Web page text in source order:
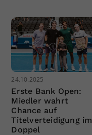
24.10.2025
Erste Bank Open:
Miedler wahrt
Chance auf
Titelverteidigung im
Doppel